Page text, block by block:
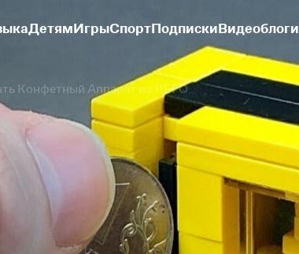
ДетямИгрыСпортПодпискиВидеоблоги
Конфетный Аппарат из ЛЕГО